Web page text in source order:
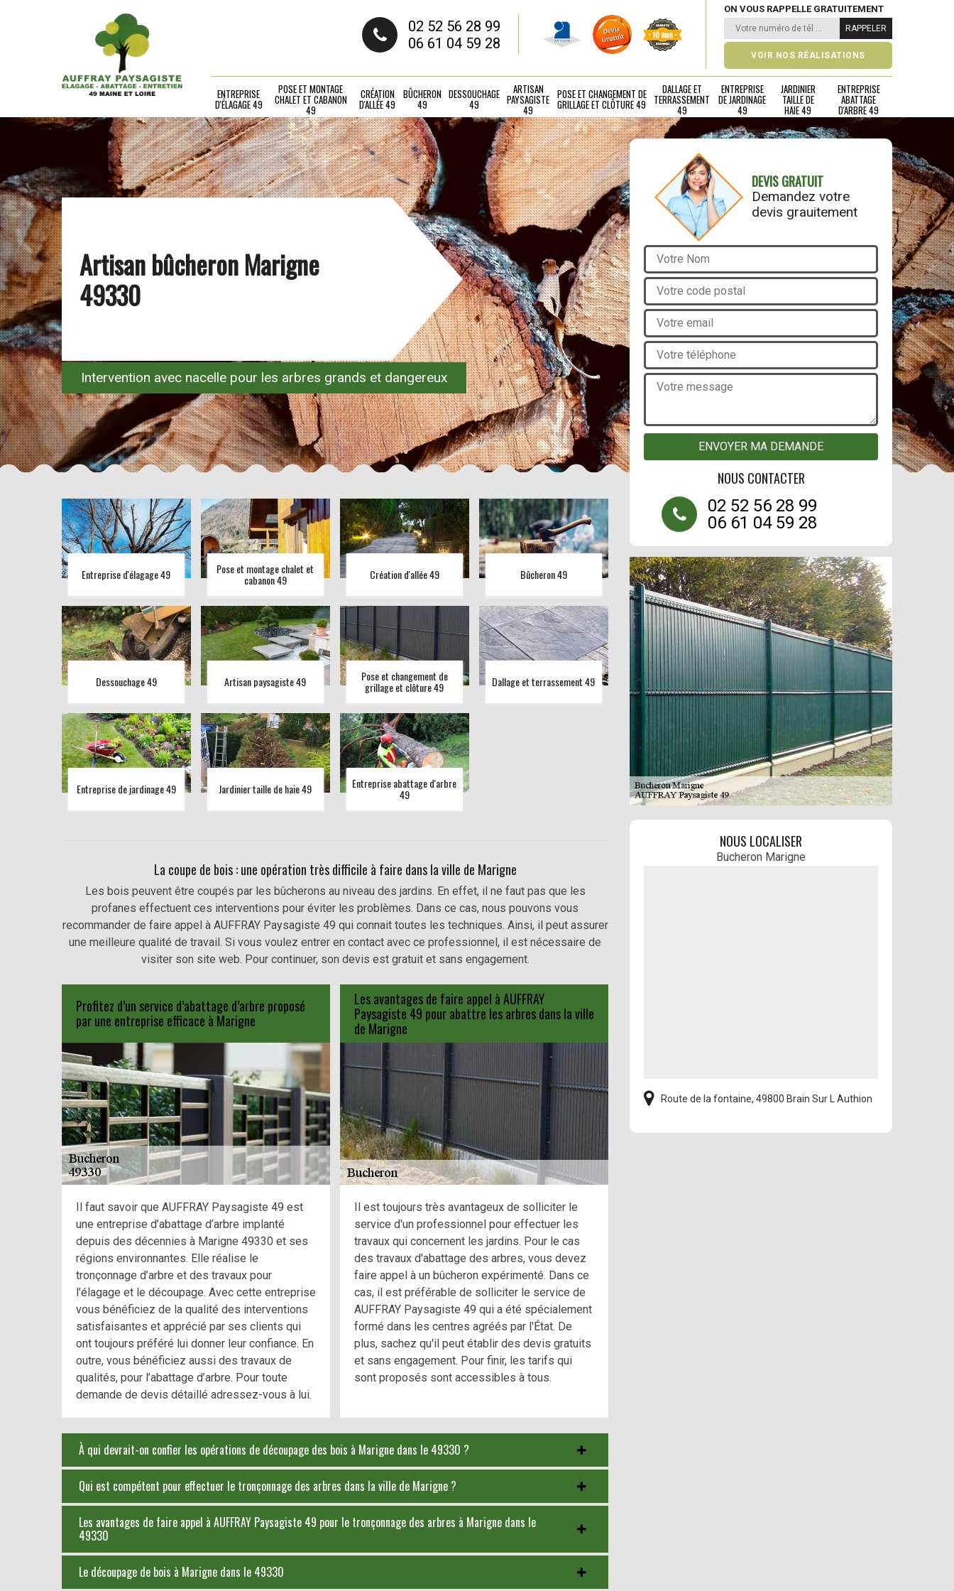
02 52 56 28 99
06 61 04 59 28
ON VOUS RAPPELLE GRATUITEMENT
VOIR NOS RÉALISATIONS
ENTREPRISE
D'ÉLAGAGE 49
POSE ET MONTAGE
CHALET ET CABANON
49
CRÉATION
D'ALLÉE 49
BÛCHERON
49
DESSOUCHAGE
49
ARTISAN
PAYSAGISTE
49
POSE ET CHANGEMENT DE
GRILLAGE ET CLÔTURE 49
DALLAGE ET
TERRASSEMENT
49
ENTREPRISE
DE JARDINAGE
49
JARDINIER
TAILLE DE
HAIE 49
ENTREPRISE
ABATTAGE
D'ARBRE 49
Artisan bûcheron Marigne
49330
Intervention avec nacelle pour les arbres grands et dangereux
Entreprise d'élagage 49 Pose et montage chalet et
cabanon 49 Création d'allée 49 Bûcheron 49
Dessouchage 49 Artisan paysagiste 49 Pose et changement de
grillage et clôture 49 Dallage et terrassement 49
Entreprise de jardinage 49 Jardinier taille de haie 49 Entreprise abattage d'arbre
49
La coupe de bois : une opération très difficile à faire dans la ville de Marigne
Les bois peuvent être coupés par les bûcherons au niveau des jardins. En effet, il ne faut pas que les
profanes effectuent ces interventions pour éviter les problèmes. Dans ce cas, nous pouvons vous
recommander de faire appel à AUFFRAY Paysagiste 49 qui connait toutes les techniques. Ainsi, il peut assurer
une meilleure qualité de travail. Si vous voulez entrer en contact avec ce professionnel, il est nécessaire de
visiter son site web. Pour continuer, son devis est gratuit et sans engagement.
Profitez d’un service d’abattage d’arbre proposé
par une entreprise efficace à Marigne
Il faut savoir que AUFFRAY Paysagiste 49 est
une entreprise d’abattage d’arbre implanté
depuis des décennies à Marigne 49330 et ses
régions environnantes. Elle réalise le
tronçonnage d’arbre et des travaux pour
l’élagage et le découpage. Avec cette entreprise
vous bénéficiez de la qualité des interventions
satisfaisantes et apprécié par ses clients qui
ont toujours préféré lui donner leur confiance. En
outre, vous bénéficiez aussi des travaux de
qualités, pour l’abattage d’arbre. Pour toute
demande de devis détaillé adressez-vous à lui.
Les avantages de faire appel à AUFFRAY
Paysagiste 49 pour abattre les arbres dans la ville
de Marigne
Il est toujours très avantageux de solliciter le
service d'un professionnel pour effectuer les
travaux qui concernent les jardins. Pour le cas
des travaux d'abattage des arbres, vous devez
faire appel à un bûcheron expérimenté. Dans ce
cas, il est préférable de solliciter le service de
AUFFRAY Paysagiste 49 qui a été spécialement
formé dans les centres agréés par l'État. De
plus, sachez qu'il peut établir des devis gratuits
et sans engagement. Pour finir, les tarifs qui
sont proposés sont accessibles à tous.
À qui devrait-on confier les opérations de découpage des bois à Marigne dans le 49330 ?
Qui est compétent pour effectuer le tronçonnage des arbres dans la ville de Marigne ?
Les avantages de faire appel à AUFFRAY Paysagiste 49 pour le tronçonnage des arbres à Marigne dans le
49330
Le découpage de bois à Marigne dans le 49330
DEVIS GRATUIT
Demandez votre
devis grauitement
NOUS CONTACTER
02 52 56 28 99
06 61 04 59 28
NOUS LOCALISER
Bucheron Marigne
Route de la fontaine, 49800 Brain Sur L Authion